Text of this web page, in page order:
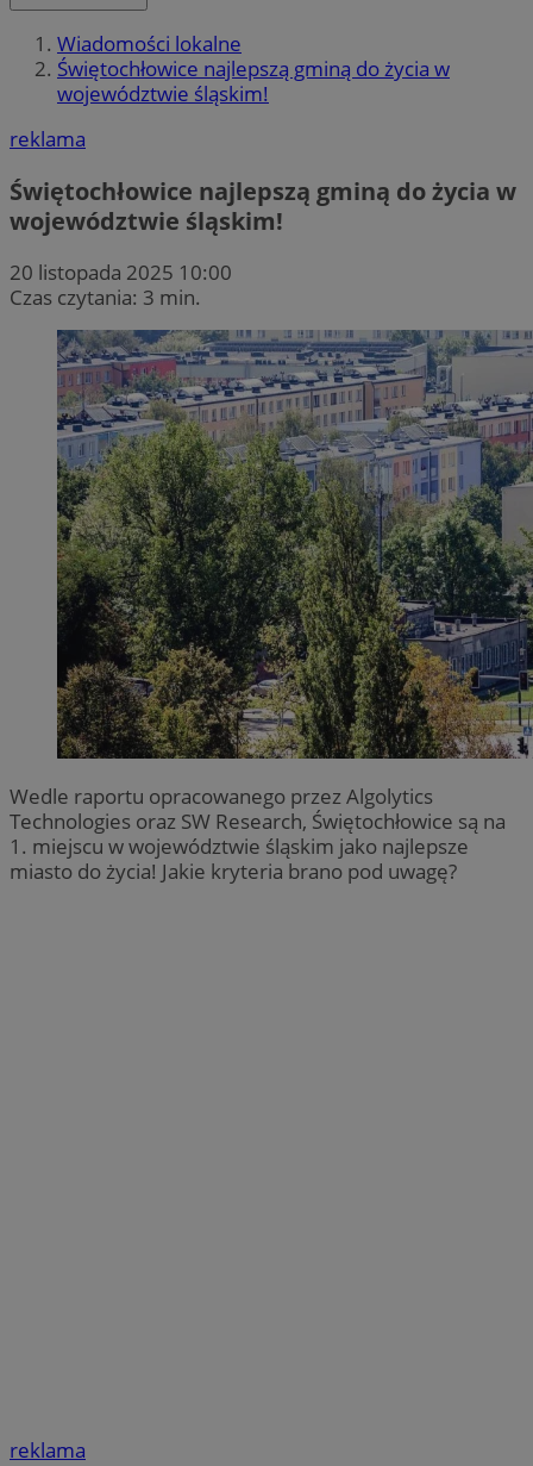
Wiadomości lokalne
Świętochłowice najlepszą gminą do życia w
województwie śląskim!
reklama
Świętochłowice najlepszą gminą do życia w
województwie śląskim!
20 listopada 2025 10:00
Czas czytania: 3 min.
Wedle raportu opracowanego przez Algolytics
Technologies oraz SW Research, Świętochłowice są na
1. miejscu w województwie śląskim jako najlepsze
miasto do życia! Jakie kryteria brano pod uwagę?
reklama